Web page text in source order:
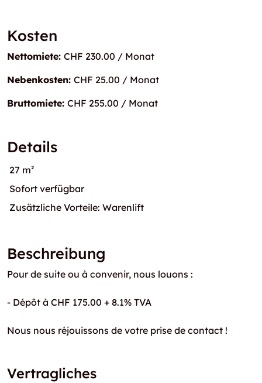
Kosten
Nettomiete: CHF 230.00 / Monat
Nebenkosten: CHF 25.00 / Monat
Bruttomiete: CHF 255.00 / Monat
Details
27 m²
Sofort verfügbar
Zusätzliche Vorteile: Warenlift
Beschreibung
Pour de suite ou à convenir, nous louons :
- Dépôt à CHF 175.00 + 8.1% TVA
Nous nous réjouissons de votre prise de contact !
Vertragliches